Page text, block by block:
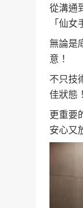
從溝通
「仙女
無論是
意！
不只技
佳狀態
更重要
安心又